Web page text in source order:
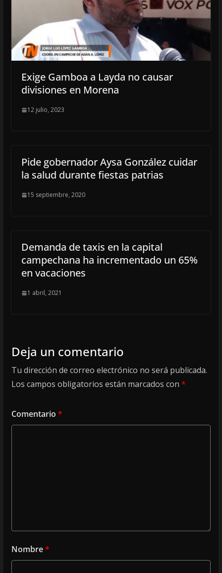
Exige Gamboa a Layda no causar
divisiones en Morena
12 julio, 2023
Pide gobernador Aysa González cuidar
la salud durante fiestas patrias
15 septiembre, 2020
Demanda de taxis en la capital
campechana ha incrementado un 65%
en vacaciones
1 abril, 2021
Deja un comentario
Tu dirección de correo electrónico no será publicada.
Los campos obligatorios están marcados con *
Comentario *
Nombre*